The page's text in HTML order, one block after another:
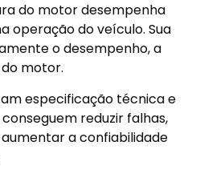
do motor desempenha
operação do veículo. Sua
o desempenho, a
motor.
especificação técnica e
reduzir falhas,
a confiabilidade